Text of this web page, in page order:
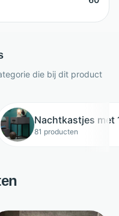
die bij dit product
Nachtkastjes met
81 producten